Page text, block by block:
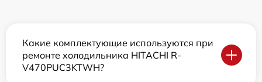
Какие комплектующие используются при
ремонте холодильника HITACHI R-
V470PUC3KTWH?